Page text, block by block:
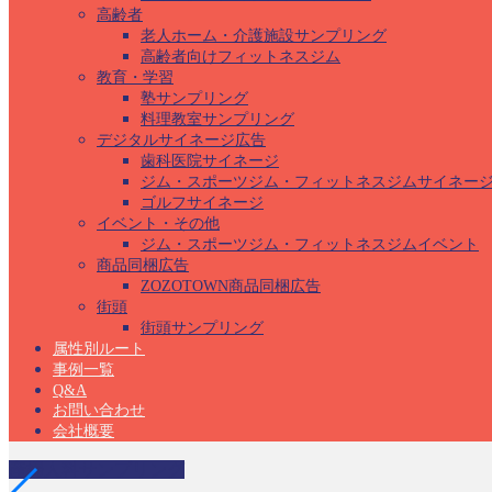
高齢者
老人ホーム・介護施設サンプリング
高齢者向けフィットネスジム
教育・学習
塾サンプリング
料理教室サンプリング
デジタルサイネージ広告
歯科医院サイネージ
ジム・スポーツジム・フィットネスジムサイネー
ゴルフサイネージ
イベント・その他
ジム・スポーツジム・フィットネスジムイベント
商品同梱広告
ZOZOTOWN商品同梱広告
街頭
街頭サンプリング
属性別ルート
事例一覧
Q&A
お問い合わせ
会社概要
産婦人科サンプリング